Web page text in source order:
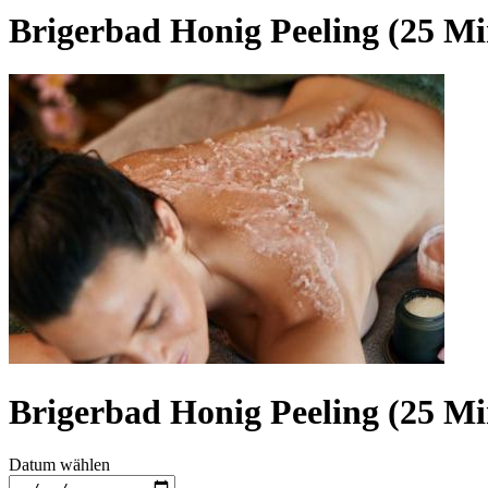
Brigerbad Honig Peeling (25
Brigerbad Honig Peeling (25
Datum wählen